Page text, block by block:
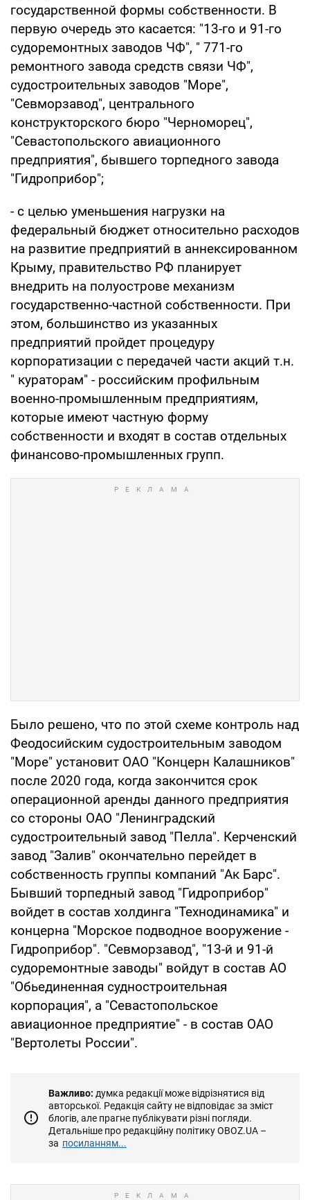
государственной формы собственности. В
первую очередь это касается: "13-го и 91-го
судоремонтных заводов ЧФ", " 771-го
ремонтного завода средств связи ЧФ",
судостроительных заводов "Море",
"Севморзавод", центрального
конструкторского бюро "Черноморец",
"Севастопольского авиационного
предприятия", бывшего торпедного завода
"Гидроприбор";
- с целью уменьшения нагрузки на
федеральный бюджет относительно расходов
на развитие предприятий в аннексированном
Крыму, правительство РФ планирует
внедрить на полуострове механизм
государственно-частной собственности. При
этом, большинство из указанных
предприятий пройдет процедуру
корпоратизации с передачей части акций т.н.
" кураторам" - российским профильным
военно-промышленным предприятиям,
которые имеют частную форму
собственности и входят в состав отдельных
финансово-промышленных групп.
Было решено, что по этой схеме контроль над
Феодосийским судостроительным заводом
"Море" установит ОАО "Концерн Калашников"
после 2020 года, когда закончится срок
операционной аренды данного предприятия
со стороны ОАО "Ленинградский
судостроительный завод "Пелла". Керченский
завод "Залив" окончательно перейдет в
собственность группы компаний "Ак Барс".
Бывший торпедный завод "Гидроприбор"
войдет в состав холдинга "Технодинамика" и
концерна "Морское подводное вооружение -
Гидроприбор". "Севморзавод", "13-й и 91-й
судоремонтные заводы" войдут в состав АО
"Обьединенная судностроительная
корпорация", а "Севастопольское
авиационное предприятие" - в состав ОАО
"Вертолеты России".
Важливо: думка редакції може відрізнятися від
авторської. Редакція сайту не відповідає за зміст
блогів, але прагне публікувати різні погляди.
Детальніше про редакційну політику OBOZ.UA –
за посиланням...